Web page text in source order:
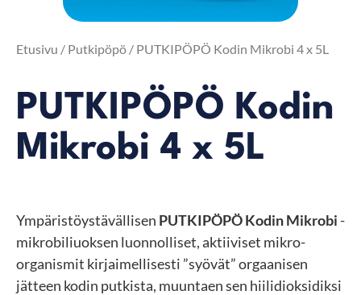
Etusivu / Putkipöpö / PUTKIPÖPÖ Kodin Mikrobi 4 x 5L
PUTKIPÖPÖ Kodin
Mikrobi 4 x 5L
Ympäristöystävällisen PUTKIPÖPÖ Kodin Mikrobi -
mikrobiliuoksen luonnolliset, aktiiviset mikro-
organismit kirjaimellisesti ”syövät” orgaanisen
jätteen kodin putkista, muuntaen sen hiilidioksidiksi